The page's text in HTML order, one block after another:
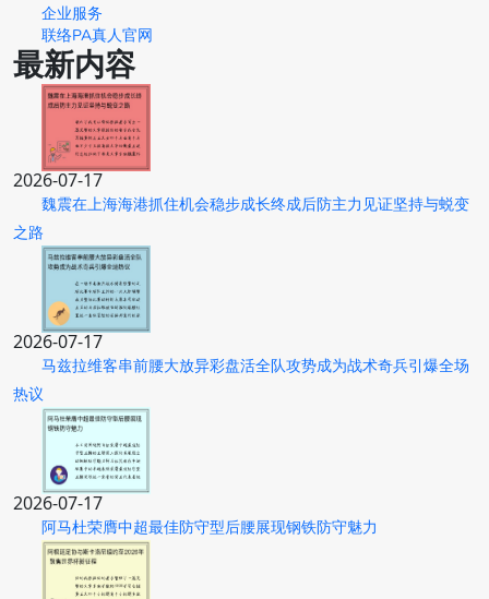
企业服务
联络PA真人官网
最新内容
2026-07-17
魏震在上海海港抓住机会稳步成长终成后防主力见证坚持与蜕变
之路
2026-07-17
马兹拉维客串前腰大放异彩盘活全队攻势成为战术奇兵引爆全场
热议
2026-07-17
阿马杜荣膺中超最佳防守型后腰展现钢铁防守魅力